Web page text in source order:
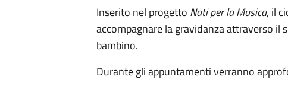
Inserito nel progetto Nati per la Musica, il
accompagnare la gravidanza attraverso il
bambino.
Durante gli appuntamenti verranno